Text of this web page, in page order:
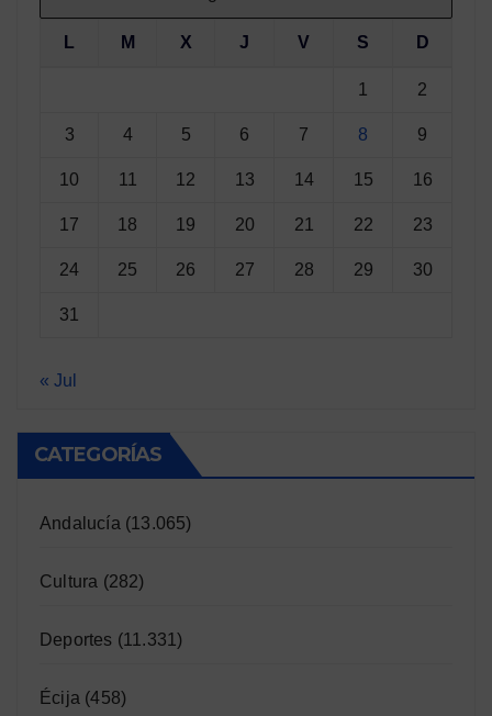
L M X J V S D
1 2
3 4 5 6 7 8 9
10 11 12 13 14 15 16
17 18 19 20 21 22 23
24 25 26 27 28 29 30
31
« Jul
CATEGORÍAS
Andalucía (13.065)
Cultura (282)
Deportes (11.331)
Écija (458)